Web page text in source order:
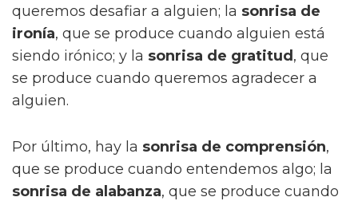
queremos desafiar a alguien; la sonrisa de
ironía, que se produce cuando alguien está
siendo irónico; y la sonrisa de gratitud , que
se produce cuando queremos agradecer a
alguien.
Por último, hay la sonrisa de comprensión,
que se produce cuando entendemos algo; la
sonrisa de alabanza, que se produce cuando